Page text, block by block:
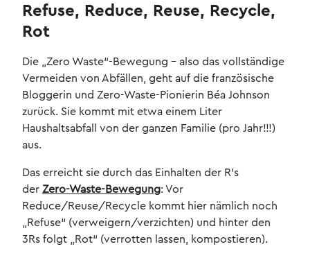
Refuse, Reduce, Reuse, Recycle,
Rot
Die „Zero Waste“-Bewegung – also das vollständige
Vermeiden von Abfällen, geht auf die französische
Bloggerin und Zero-Waste-Pionierin Béa Johnson
zurück. Sie kommt mit etwa einem Liter
Haushaltsabfall von der ganzen Familie (pro Jahr!!!)
aus.
Das erreicht sie durch das Einhalten der R’s
der Zero-Waste-Bewegung: Vor
Reduce/Reuse/Recycle kommt hier nämlich noch
„Refuse“ (verweigern/verzichten) und hinter den
3Rs folgt „Rot“ (verrotten lassen, kompostieren).